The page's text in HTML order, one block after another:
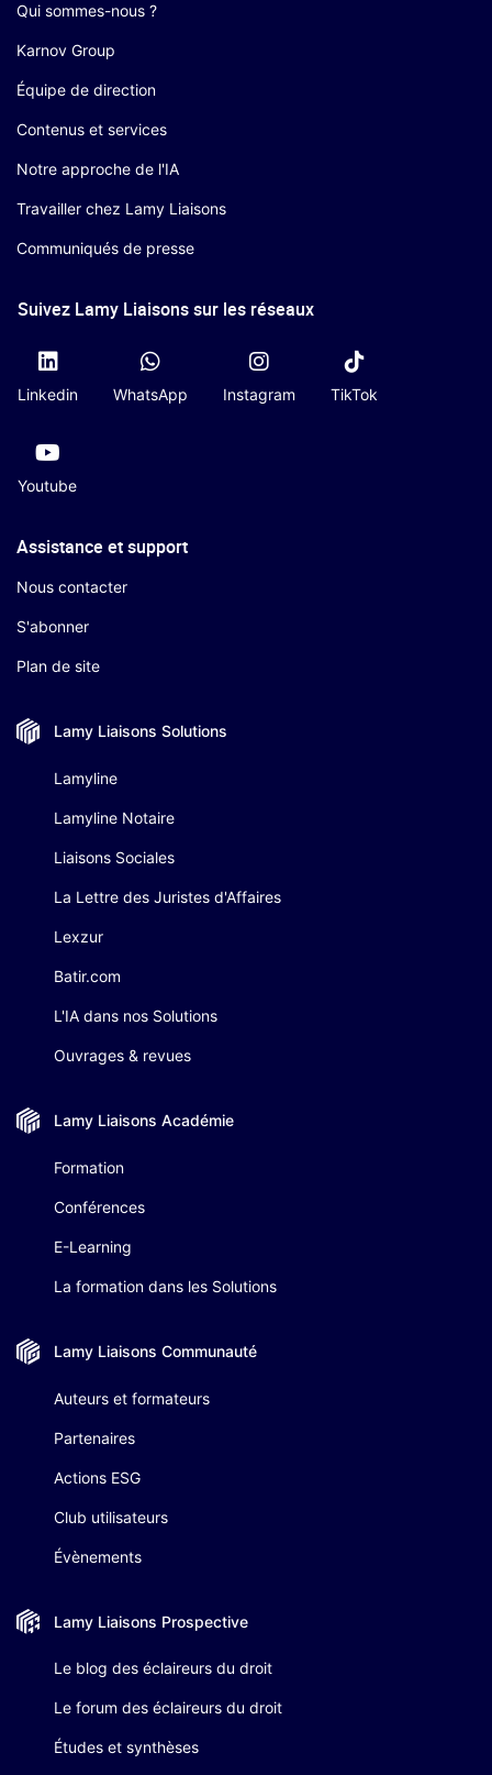
Qui sommes-nous ?
Karnov Group
Équipe de direction
Contenus et services
Notre approche de l'IA
Travailler chez Lamy Liaisons
Communiqués de presse
Suivez Lamy Liaisons sur les réseaux
Linkedin WhatsApp Instagram TikTok
Youtube
Assistance et support
Nous contacter
S'abonner
Plan de site
Lamy Liaisons Solutions
Lamyline
Lamyline Notaire
Liaisons Sociales
La Lettre des Juristes d'Affaires
Lexzur
Batir.com
L'IA dans nos Solutions
Ouvrages & revues
Lamy Liaisons Académie
Formation
Conférences
E-Learning
La formation dans les Solutions
Lamy Liaisons Communauté
Auteurs et formateurs
Partenaires
Actions ESG
Club utilisateurs
Évènements
Lamy Liaisons Prospective
Le blog des éclaireurs du droit
Le forum des éclaireurs du droit
Études et synthèses